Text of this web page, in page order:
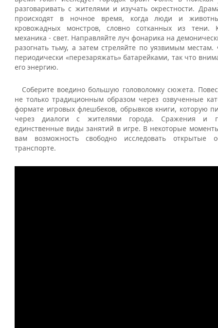
разговаривать с жителями и изучать окрестности.
происходят в ночное время, когда люди и
кровожадных монстров, словно сотканных из тени.
механика - свет. Направляйте луч фонарика на
разогнать тьму, а затем стреляйте по уязвимым местам.
периодически «перезаряжать» батарейками, так что
его энергию.
Соберите воедино большую головоломку сюжета.
не только традиционным образом через озвученные
формате игровых флешбеков, обрывков книги, которую
через диалоги с жителями города. Сражения и
единственные виды занятий в игре. В некоторые
вам возможность свободно исследовать открытые
транспорте.